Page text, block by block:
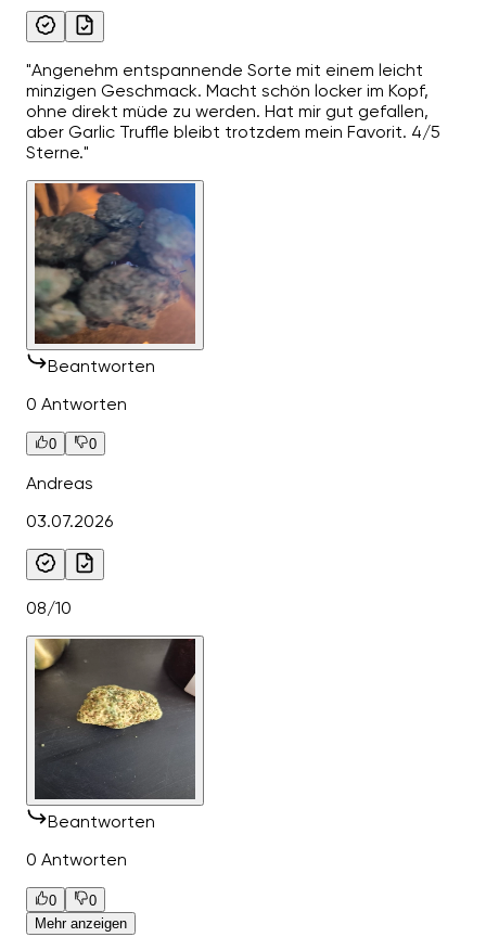
"Angenehm entspannende Sorte mit einem leicht
minzigen Geschmack. Macht schön locker im Kopf,
ohne direkt müde zu werden. Hat mir gut gefallen,
aber Garlic Truffle bleibt trotzdem mein Favorit. 4/5
Sterne."
Beantworten
0 Antworten
0 0
Andreas
03.07.2026
08/10
Beantworten
0 Antworten
0
0
Mehr anzeigen